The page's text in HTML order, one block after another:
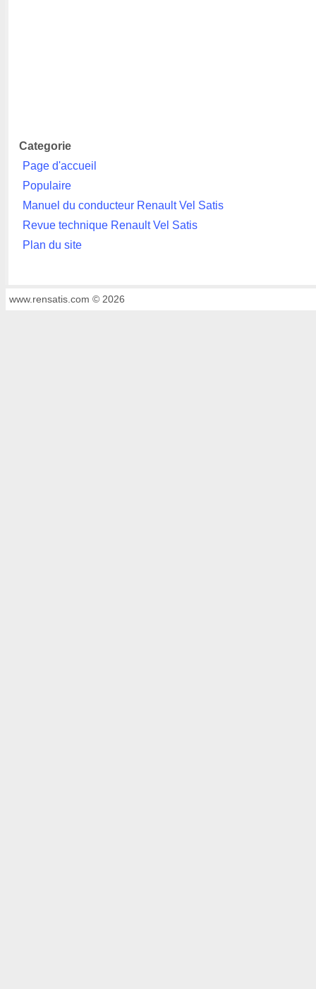
Categorie
Page d'accueil
Populaire
Manuel du conducteur Renault Vel Satis
Revue technique Renault Vel Satis
Plan du site
www.rensatis.com © 2026